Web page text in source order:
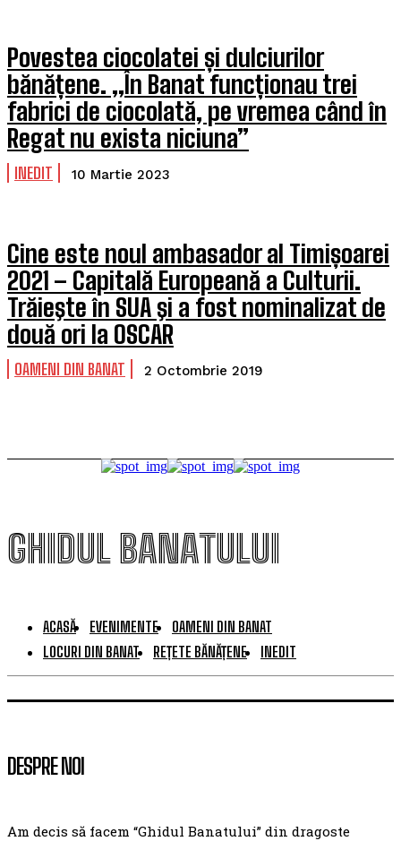
Povestea ciocolatei și dulciurilor
bănățene. „În Banat funcționau trei
fabrici de ciocolată, pe vremea când în
Regat nu exista niciuna”
INEDIT 10 Martie 2023
Cine este noul ambasador al Timișoarei
2021 – Capitală Europeană a Culturii.
Trăieşte în SUA şi a fost nominalizat de
două ori la OSCAR
OAMENI DIN BANAT 2 Octombrie 2019
GHIDUL BANATULUI
ACASĂ EVENIMENTE
OAMENI DIN BANAT
LOCURI DIN BANAT
REȚETE BĂNĂȚENE INEDIT
DESPRE NOI
Am decis să facem “Ghidul Banatului” din dragoste